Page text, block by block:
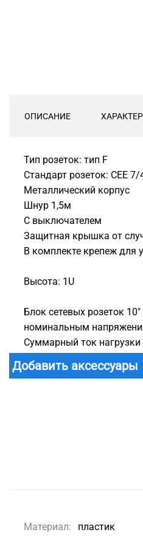
ОПИСАНИЕ
Тип розеток: тип F
Стандарт розеток: CEE
Металлический корпус
Шнур 1,5м
С выключателем
Защитная крышка от
В комплекте крепеж для
Высота: 1U
Блок сетевых розеток
номинальным
Суммарный ток нагрузки
Добавить аксессуары
Материал:
пластик